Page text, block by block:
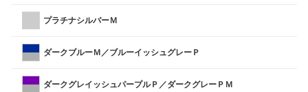
プラチナシルバーＭ
ダークブルーＭ／ブルーイッシュグレーＰ
ダークグレイッシュパープルＰ／ダークグレーＰＭ